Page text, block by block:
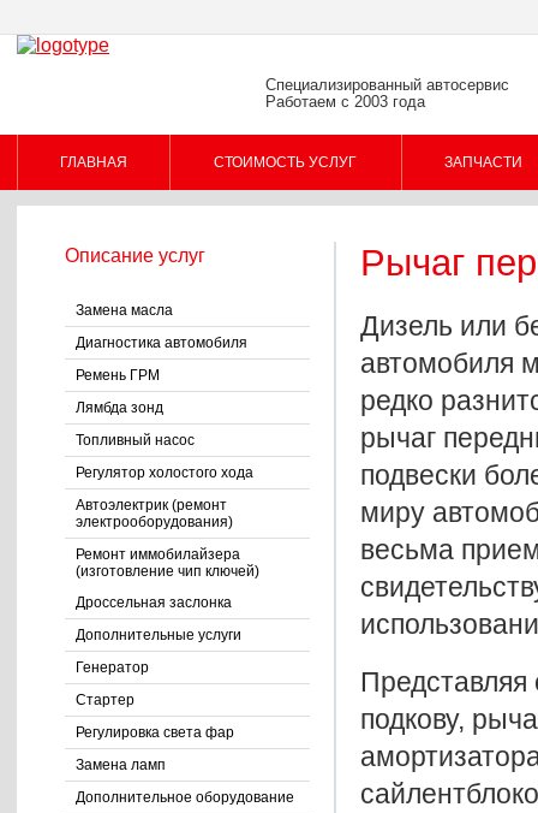
Специализированный автосервис
Работаем с 2003 года
ГЛАВНАЯ СТОИМОСТЬ УСЛУГ ЗАПЧАСТИ
Описание услуг
Замена масла
Диагностика автомобиля
Ремень ГРМ
Лямбда зонд
Топливный насос
Регулятор холостого хода
Автоэлектрик (ремонт
электрооборудования)
Ремонт иммобилайзера
(изготовление чип ключей)
Дроссельная заслонка
Дополнительные услуги
Генератор
Стартер
Регулировка света фар
Замена ламп
Дополнительное оборудование
Рычаг
Дизель или
автомобиля
редко
рычаг
подвески
миру
весьма
Представляя
подкову,
ПОМОЩЬ КЛИЕНТУ